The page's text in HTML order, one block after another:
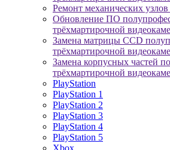
Ремонт механических
Обновление ПО
трёхмартирочной
Замена матрицы CCD
трёхмартирочной
Замена корпусных частей
трёхмартирочной
PlayStation
PlayStation 1
PlayStation 2
PlayStation 3
PlayStation 4
PlayStation 5
Xbox